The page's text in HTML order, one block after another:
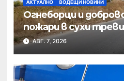
АКТУАЛНО ВОДЕЩИ НОВИНИ
Огнеборци и
пожари в сухи треви
АВГ. 7, 2026